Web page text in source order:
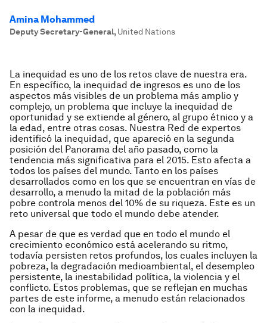
Amina Mohammed
Deputy Secretary-General, United Nations
La inequidad es uno de los retos clave de nuestra era.
En específico, la inequidad de ingresos es uno de los
aspectos más visibles de un problema más amplio y
complejo, un problema que incluye la inequidad de
oportunidad y se extiende al género, al grupo étnico y a
la edad, entre otras cosas. Nuestra Red de expertos
identificó la inequidad, que apareció en la segunda
posición del Panorama del año pasado, como la
tendencia más significativa para el 2015. Esto afecta a
todos los países del mundo. Tanto en los países
desarrollados como en los que se encuentran en vías de
desarrollo, a menudo la mitad de la población más
pobre controla menos del 10% de su riqueza. Este es un
reto universal que todo el mundo debe atender.
A pesar de que es verdad que en todo el mundo el
crecimiento económico está acelerando su ritmo,
todavía persisten retos profundos, los cuales incluyen la
pobreza, la degradación medioambiental, el desempleo
persistente, la inestabilidad política, la violencia y el
conflicto. Estos problemas, que se reflejan en muchas
partes de este informe, a menudo están relacionados
con la inequidad.